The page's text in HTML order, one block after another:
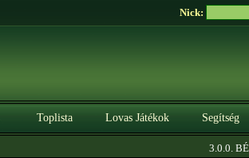
Nick:
Toplista Lovas Játékok Segítség
3.0.0. BÉTA